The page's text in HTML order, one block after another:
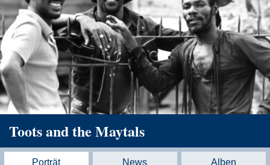
Toots and the Maytals
Porträt News Alben